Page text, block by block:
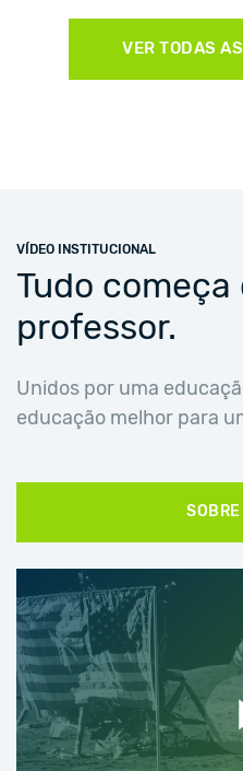
VER TODAS
VÍDEO INSTITUCIONAL
Tudo
professor.
Unidos por uma
educação melhor para